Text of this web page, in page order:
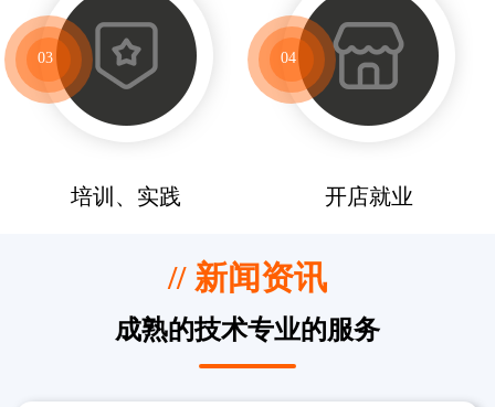
03
培训、实践
04
开店就业
// 新闻资讯
成熟的技术专业的服务